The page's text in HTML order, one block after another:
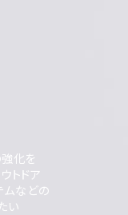
化を
トドア
ムなどの
い